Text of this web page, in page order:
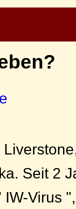
Seit 2
Virus